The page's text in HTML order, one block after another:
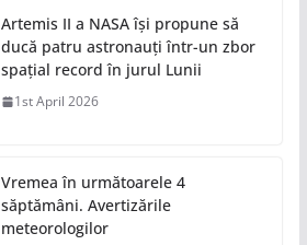
Artemis II a NASA își propune să
ducă patru astronauți într-un zbor
spațial record în jurul Lunii
1st April 2026
Vremea în următoarele 4
săptămâni. Avertizările
meteorologilor